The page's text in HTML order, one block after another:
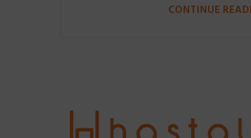
CONTINUE